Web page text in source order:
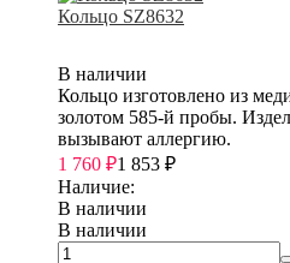
Кольцо SZ8632
В наличии
Кольцо изготовлено из
золотом 585-й пробы.
вызывают аллергию.
1 760 ₽1 853 ₽
Наличие:
В наличии
В наличии